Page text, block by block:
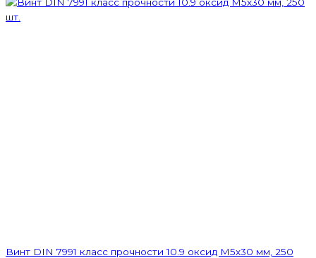
Винт DIN 7991 класс прочности 10.9 оксид M5х30 мм, 250